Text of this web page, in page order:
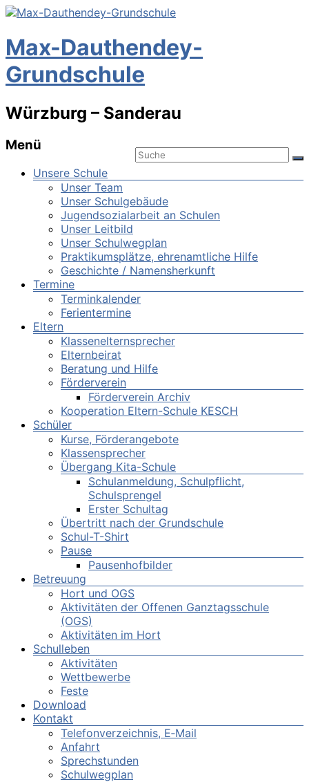
Max-Dauthendey-
Grundschule
Würzburg – Sanderau
Menü
Unsere Schule
Unser Team
Unser Schulgebäude
Jugendsozialarbeit an Schulen
Unser Leitbild
Unser Schulwegplan
Praktikumsplätze, ehrenamtliche Hilfe
Geschichte / Namensherkunft
Termine
Terminkalender
Ferientermine
Eltern
Klassenelternsprecher
Elternbeirat
Beratung und Hilfe
Förderverein
Förderverein Archiv
Kooperation Eltern-Schule KESCH
Schüler
Kurse, Förderangebote
Klassensprecher
Übergang Kita-Schule
Schulanmeldung, Schulpflicht,
Schulsprengel
Erster Schultag
Übertritt nach der Grundschule
Schul-T-Shirt
Pause
Pausenhofbilder
Betreuung
Hort und OGS
Aktivitäten der Offenen Ganztagsschule
(OGS)
Aktivitäten im Hort
Schulleben
Aktivitäten
Wettbewerbe
Feste
Download
Kontakt
Telefonverzeichnis, E‑Mail
Anfahrt
Sprechstunden
Schulwegplan